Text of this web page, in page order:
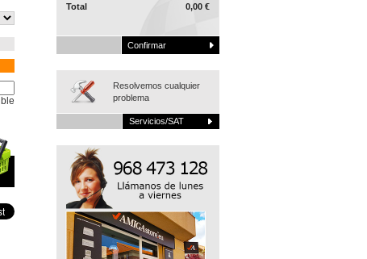
0,00 €
Total
Confirmar
Resolvemos cualquier
problema
Servicios/SAT